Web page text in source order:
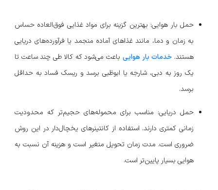
حمل بار هوایی: بهترین گزینه برای مواد غذایی فوق‌العاده حساس
به زمان و دما، مانند غذاهای آماده منجمد یا فرآورده‌های دریایی
هستند. خدمات بار هوایی باعث می‌شود که کالا طی چند ساعت تا
یک روز به دبی، شارجه یا ابوظبی برسد و ریسک فساد به حداقل
برسد.
حمل دریایی: مناسب برای محموله‌های حجیم‌تر که محدودیت
زمانی کمتری دارند. استفاده از کانتینرهای یخچال‌دار در این روش
ضروری است. مدت زمان تحویل متغیر است و هزینه آن نسبت به
هوایی بسیار پایین‌تر است.